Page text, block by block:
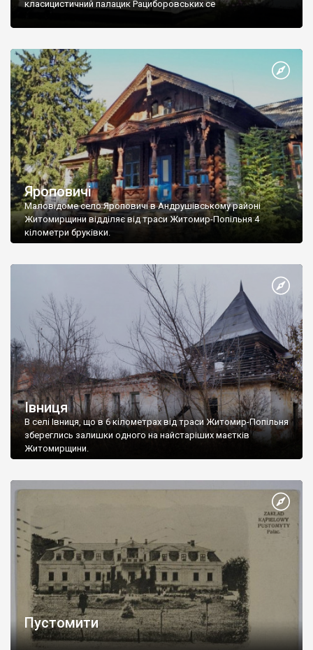
класицистичний палацик Рациборовських се
Яроповичі
Маловідоме село Яроповичі в Андрушівському районі
Житомирщини відділяє від траси Житомир-Попільня 4
кілометри бруківки.
Івниця
В селі Івниця, що в 6 кілометрах від траси Житомир-Попільня
збереглись залишки одного на найстаріших маєтків
Житомирщини.
Пустомити